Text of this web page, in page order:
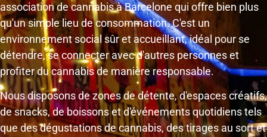
association de cannabis à Barcelone qui offre bien plus
qu'un simple lieu de consommation. C'est un
environnement social sûr et accueillant, idéal pour se
détendre, se connecter avec d'autres personnes et
profiter du cannabis de manière responsable.
Nous disposons de zones de détente, d'espaces créatifs,
de snacks, de boissons et d'événements quotidiens tels
que des dégustations de cannabis, des tirages au sort et